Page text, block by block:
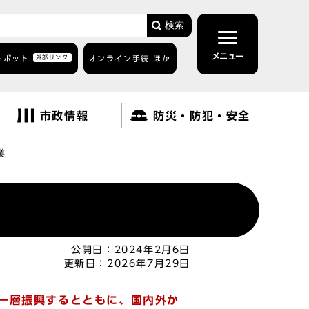
検索
ボット 外部リンク オンライン手続 ほか メニュー
市政情報 防災・防犯・安全
公開日：
2024年2月6日
更新日： 2026年7月29日
振興するとともに、国内外か